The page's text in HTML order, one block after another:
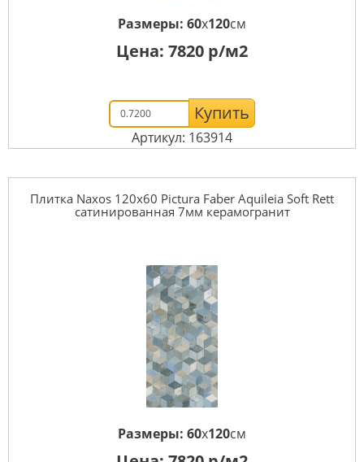
Размеры: 60x120см
Цена: 7820 р/м2
Купить
Артикул: 163914
Плитка Naxos 120x60 Pictura Faber Aquileia Soft Rett
сатинированная 7мм керамогранит
Размеры: 60x120см